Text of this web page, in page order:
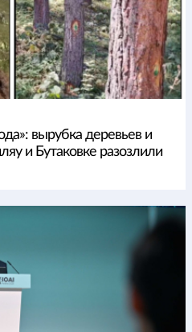
вырубка деревьев и
и Бутаковке разозлили